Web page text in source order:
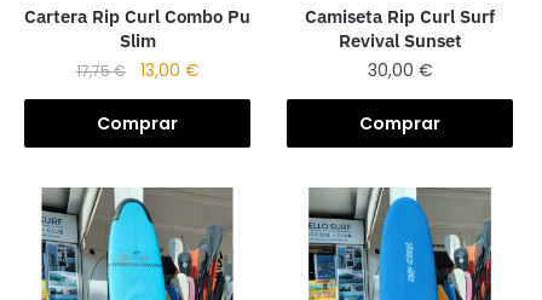
Cartera Rip Curl Combo Pu
Slim
17,75€ 13,00 €
Comprar
Camiseta Rip Curl Surf
Revival Sunset
30,00 €
Comprar